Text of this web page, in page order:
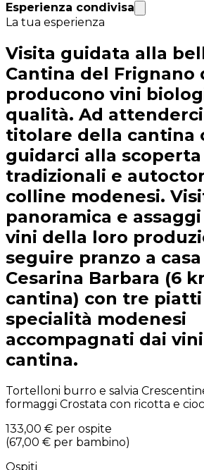
Esperienza condivisa
La tua esperienza
Visita guidata alla
Cantina del Frignano
producono vini
qualità. Ad
titolare della cantina
guidarci alla
tradizionali e
colline modenesi.
panoramica e
vini della loro
seguire pranzo a
Cesarina Barbara (6
cantina) con tre
specialità modenesi
accompagnati dai
cantina.
Tortelloni burro e salvia
formaggi Crostata con ricotta e
133,00 € per ospite
(67,00 € per bambino)
Ospiti